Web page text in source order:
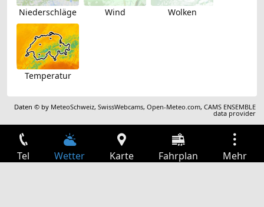
Niederschläge Wind Wolken
Temperatur
Daten © by MeteoSchweiz,SwissWebcams,Open-Meteo.com,CAMS ENSEMBLE
data provider
Tel Wetter Karte Fahrplan Mehr